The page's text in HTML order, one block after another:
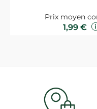
Prix moyen
1,99 €